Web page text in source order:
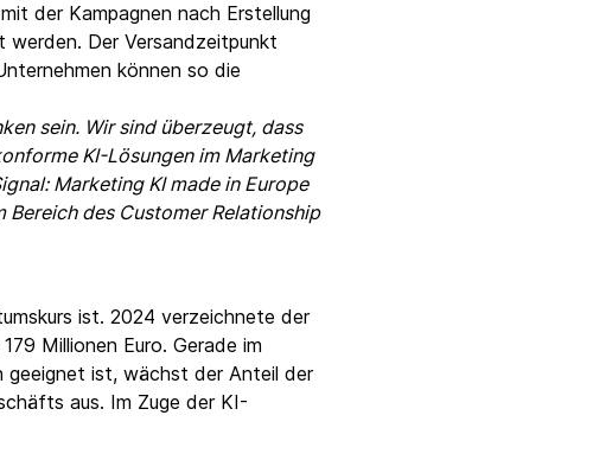
der Kampagnen nach Erstellung
Der Versandzeitpunkt
können so die
sein. Wir sind überzeugt, dass
KI-Lösungen im Marketing
Marketing KI made in Europe
des Customer Relationship
ist. 2024 verzeichnete der
Millionen Euro. Gerade im
geeignet ist, wächst der Anteil der
aus. Im Zuge der KI-